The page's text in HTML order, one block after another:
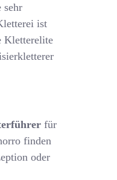
sehr
ist
Kletterelite
für
finden
oder